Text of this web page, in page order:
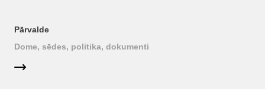
Pārvalde
Dome, sēdes, politika, dokumenti